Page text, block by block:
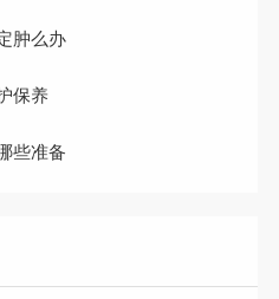
肿么办
保养
些准备